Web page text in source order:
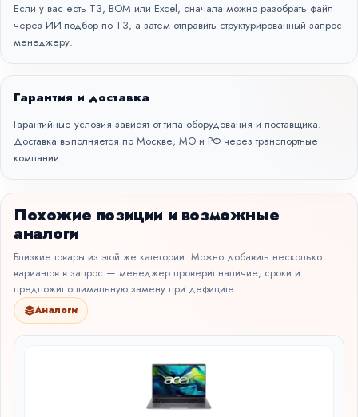
Если у вас есть ТЗ, BOM или Excel, сначала можно разобрать файл
через ИИ-подбор по ТЗ, а затем отправить структурированный запрос
менеджеру.
Гарантия и доставка
Гарантийные условия зависят от типа оборудования и поставщика.
Доставка выполняется по Москве, МО и РФ через транспортные
компании.
Похожие позиции и возможные
аналоги
Близкие товары из этой же категории. Можно добавить несколько
вариантов в запрос — менеджер проверит наличие, сроки и
предложит оптимальную замену при дефиците.
Аналоги